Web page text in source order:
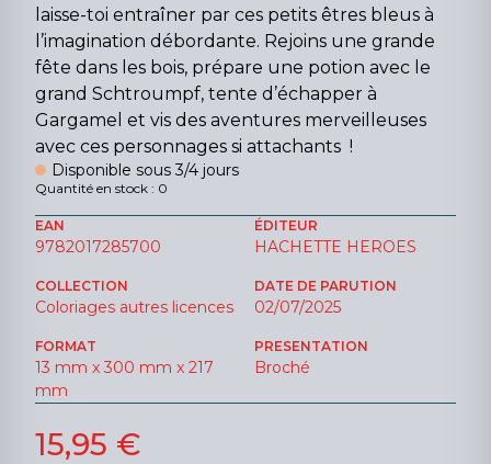
laisse-toi entraîner par ces petits êtres bleus à
l’imagination débordante. Rejoins une grande
fête dans les bois, prépare une potion avec le
grand Schtroumpf, tente d’échapper à
Gargamel et vis des aventures merveilleuses
avec ces personnages si attachants !
Disponible sous 3/4 jours
Quantité en stock : 0
EAN
9782017285700
ÉDITEUR
HACHETTE HEROES
COLLECTION
Coloriages autres licences
DATE DE PARUTION
02/07/2025
FORMAT
13 mm x 300 mm x 217
mm
PRESENTATION
Broché
15,95 €